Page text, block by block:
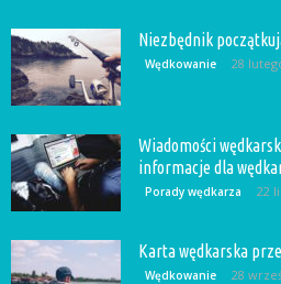
Niezbędnik
Wędkowanie 28
Wiadomości
informacje dla
Porady wędkarza 22
Karta wędkarska
Wędkowanie 28